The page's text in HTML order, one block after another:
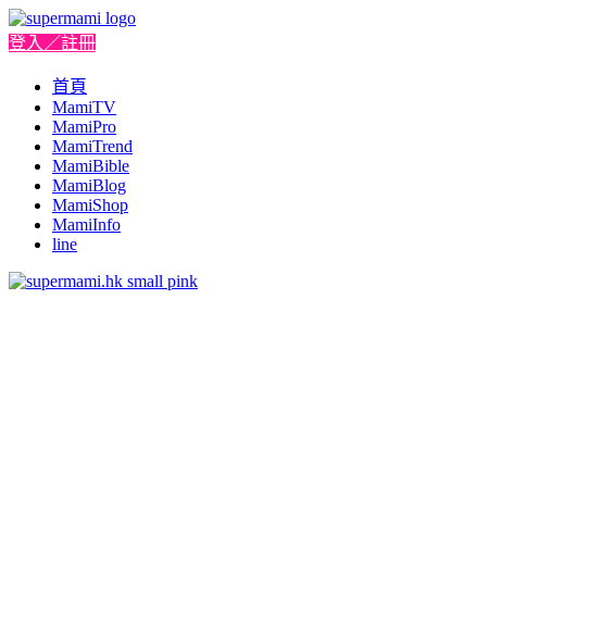
登入／註冊
首頁
MamiTV
MamiPro
MamiTrend
MamiBible
MamiBlog
MamiShop
MamiInfo
line